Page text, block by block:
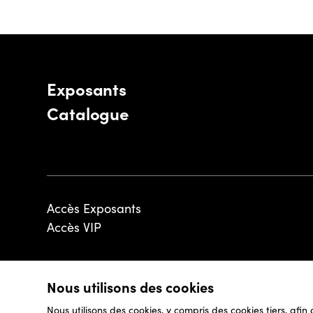
Nous utilisons des cookies
Nous utilisons des cookies, y compris des cookies tiers,
Exposants
Catalogue
Accès Exposants
Accès VIP
© 2026 - Luxembourg Art Week S.A.